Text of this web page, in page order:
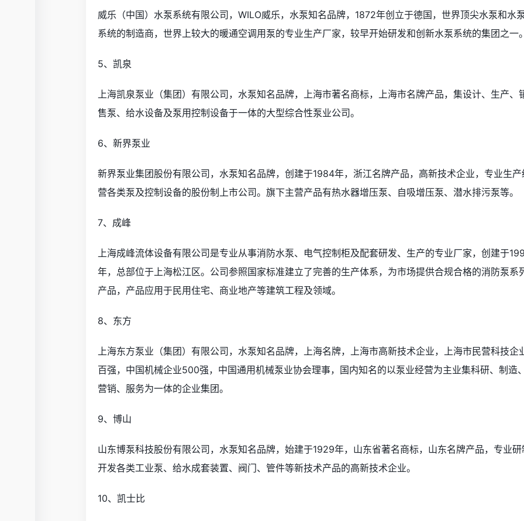
威乐（中国）水泵系统有限公司，WILO威乐，水泵知名品牌，1872年创立于德国，世界顶尖水泵和水
系统的制造商，世界上较大的暖通空调用泵的专业生产厂家，较早开始研发和创新水泵系统的集团之一
5、凯泉
上海凯泉泵业（集团）有限公司，水泵知名品牌，上海市著名商标，上海市名牌产品，集设计、生产、
售泵、给水设备及泵用控制设备于一体的大型综合性泵业公司。
6、新界泵业
新界泵业集团股份有限公司，水泵知名品牌，创建于1984年，浙江名牌产品，高新技术企业，专业生产
营各类泵及控制设备的股份制上市公司。旗下主营产品有热水器增压泵、自吸增压泵、潜水排污泵等。
7、成峰
上海成峰流体设备有限公司是专业从事消防水泵、电气控制柜及配套研发、生产的专业厂家，创建于
年，总部位于上海松江区。公司参照国家标准建立了完善的生产体系，为市场提供合规合格的消防泵系
产品，产品应用于民用住宅、商业地产等建筑工程及领域。
8、东方
上海东方泵业（集团）有限公司，水泵知名品牌，上海名牌，上海市高新技术企业，上海市民营科技企
百强，中国机械企业500强，中国通用机械泵业协会理事，国内知名的以泵业经营为主业集科研、制造
营销、服务为一体的企业集团。
9、博山
山东博泵科技股份有限公司，水泵知名品牌，始建于1929年，山东省著名商标，山东名牌产品，专业研
开发各类工业泵、给水成套装置、阀门、管件等新技术产品的高新技术企业。
10、凯士比